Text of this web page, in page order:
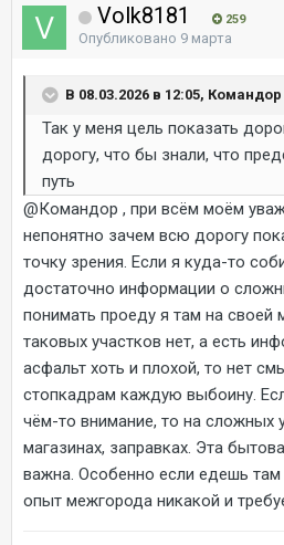
Volk8181 259
Опубликовано 9 марта
В 08.03.2026 в 12:05,
Так у меня цель показать
дорогу, что бы знали, что
путь
@Командор , при всём моём
непонятно зачем всю дорогу
точку зрения. Если я куда-то
достаточно информации о
понимать проеду я там на своей
таковых участков нет, а есть
асфальт хоть и плохой, то нет
стопкадрам каждую выбоину.
чём-то внимание, то на сложных
магазинах, заправках. Эта
важна. Особенно если едешь
опыт межгорода никакой и